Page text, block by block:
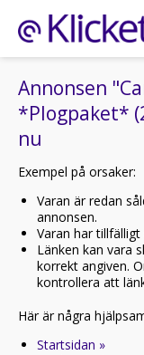
Annonsen
*Plogpaket*
nu
Exempel på orsaker:
Varan är redan
annonsen.
Varan har
Länken kan vara
korrekt angiven.
kontrollera att
Här är några
Startsidan »